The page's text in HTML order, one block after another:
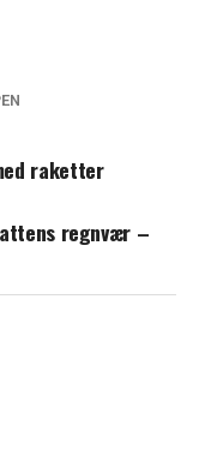
raketter
regnvær –